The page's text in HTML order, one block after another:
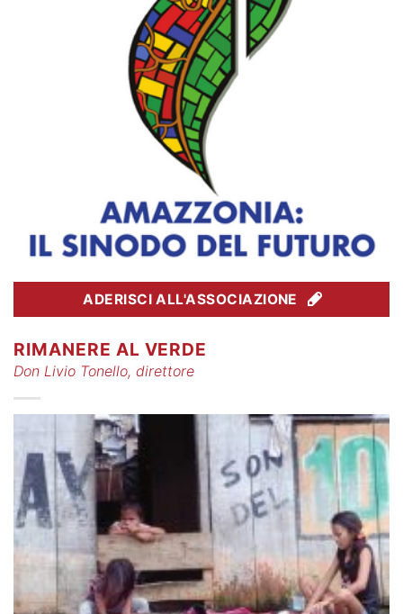
ADERISCI ALL'ASSOCIAZIONE
RIMANERE AL VERDE
Don Livio Tonello, direttore